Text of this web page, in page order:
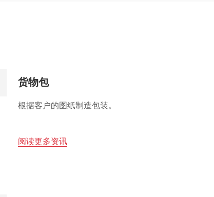
货物包
根据客户的图纸制造包装。
阅读更多资讯